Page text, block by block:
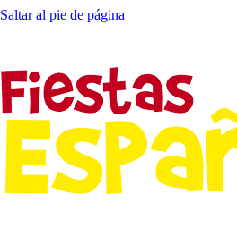
Saltar al pie de página